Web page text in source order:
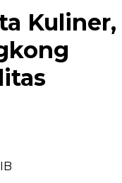
Kuliner,